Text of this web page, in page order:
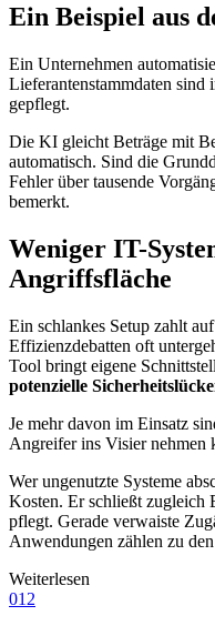
Ein Beispiel aus
Ein Unternehmen
Lieferantenstammdaten sind
gepflegt.
Die KI gleicht Beträge mit
automatisch. Sind die
Fehler über tausende
bemerkt.
Weniger IT-
Angriffsfläche
Ein schlankes Setup zahlt
Effizienzdebatten oft
Tool bringt eigene
potenzielle
Je mehr davon im Einsatz
Angreifer ins Visier nehmen
Wer ungenutzte Systeme
Kosten. Er schließt zugleich
pflegt. Gerade verwaiste
Anwendungen zählen zu
Weiterlesen
012